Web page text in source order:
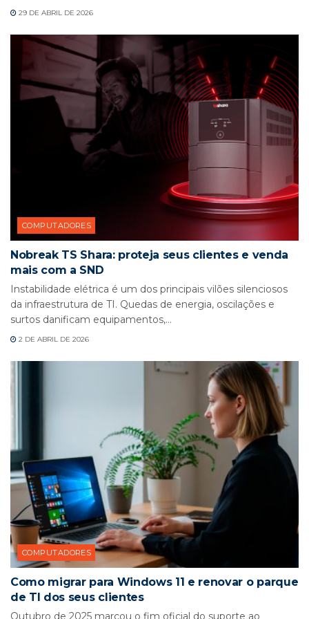
29 DE ABRIL DE 2026
COMPUTADORES
Nobreak TS Shara: proteja seus clientes e venda
mais com a SND
Instabilidade elétrica é um dos principais vilões silenciosos
da infraestrutura de TI. Quedas de energia, oscilações e
surtos danificam equipamentos,...
2 DE ABRIL DE 2026
COMPUTADORES
Como migrar para Windows 11 e renovar o parque
de TI dos seus clientes
Outubro de 2025 marcou o fim oficial do suporte ao